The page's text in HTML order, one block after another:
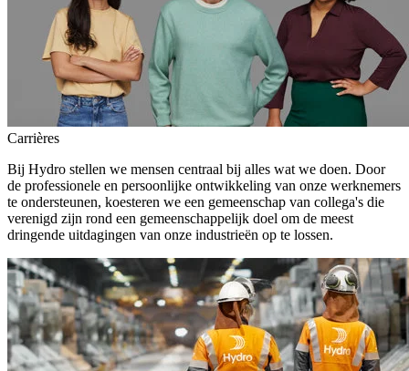
Carrières
Bij Hydro stellen we mensen centraal bij alles wat we doen. Door
de professionele en persoonlijke ontwikkeling van onze werknemers
te ondersteunen, koesteren we een gemeenschap van collega's die
verenigd zijn rond een gemeenschappelijk doel om de meest
dringende uitdagingen van onze industrieën op te lossen.